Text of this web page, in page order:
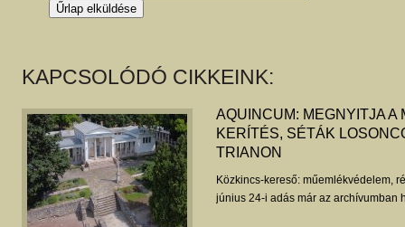
KAPCSOLÓDÓ CIKKEINK:
AQUINCUM: MEGNYITJA A
KERÍTÉS, SÉTÁK
TRIANON
Közkincs-kereső: műemlékvédelem,
június 24-i adás már az archívumban